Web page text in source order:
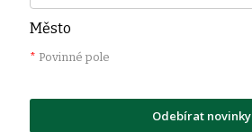
Město
* Povinné pole
Odebírat novinky